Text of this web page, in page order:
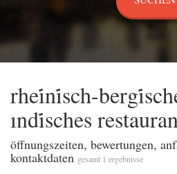
rhei̇ni̇sch-
ındi̇sches
öffnungszeiten, bewertungen,
kontaktdaten gesamt 1 ergebnisse